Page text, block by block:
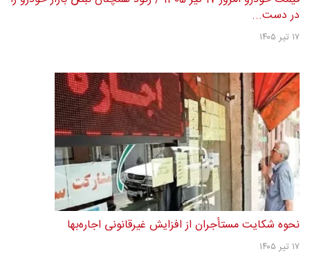
در دست...
۱۷ تیر ۱۴۰۵
نحوه شکایت مستأجران از افزایش غیرقانونی اجاره‌بها
۱۷ تیر ۱۴۰۵